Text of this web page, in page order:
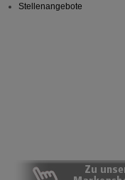
Stellenangebote